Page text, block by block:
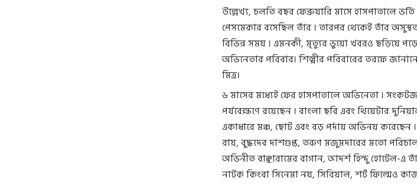
উল্লেখ্য, চলতি বছর ফেব্রুয়ারি মাসে হাসপাতালে
পেসমেকার বসেছিল তাঁর । তারপর থেকেই তাঁর
বিভিন্ন সময় । এমনকী, মৃত্যুর ভুয়ো খবরও ছড়িয়ে
অভিনেতার পরিবার। শিল্পীর পরিবারের তরফে
মিত্র।
৬ মাসের মধ্যেই ফের হাসপাতালে অভিনেতা ।
পর্যবেক্ষণে রয়েছেন । বাংলা ছবি এবং থিয়েটার
একাধারে মঞ্চ, ছোট এবং বড় পর্দায় অভিনয় করেছেন
রায়, বুদ্ধদেব দাশগুপ্ত, তরুণ মজুমদারের মতো
অভিনীত বাঞ্ছারামের বাগান, আদর্শ হিন্দু হোটেল-এ
নাটক কিংবা সিনেমা নয়, সিরিয়াল, শর্ট ফিল্মেও